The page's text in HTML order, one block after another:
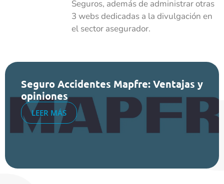
Seguros, además de administrar otras
3 webs dedicadas a la divulgación en
el sector asegurador.
Seguro Accidentes Mapfre: Ventajas y
opiniones
LEER MÁS